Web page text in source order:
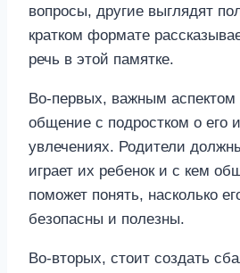
вопросы, другие выглядят
кратком формате
речь в этой памятке.
Во-первых, важным аспектом
общение с подростком о его
увлечениях. Родители
играет их ребенок и с кем
поможет понять, насколько
безопасны и полезны.
Во-вторых, стоит создать